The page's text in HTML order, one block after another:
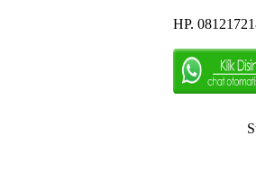
HP.